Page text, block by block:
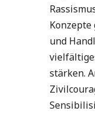
Konzepte
und
stärken.